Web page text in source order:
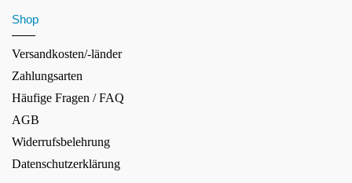
Shop
Versandkosten/-länder
Zahlungsarten
Häufige Fragen / FAQ
AGB
Widerrufsbelehrung
Datenschutzerklärung